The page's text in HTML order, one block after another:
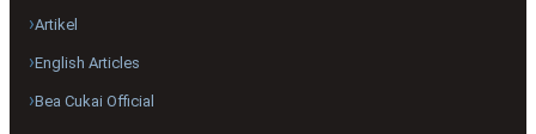
Artikel
English Articles
Bea Cukai Official